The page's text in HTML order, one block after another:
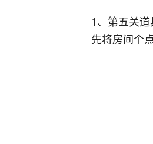
1、第五关
先将房间个